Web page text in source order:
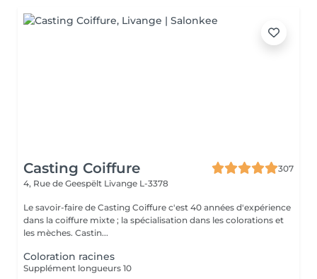
Casting Coiffure
307
4, Rue de Geespëlt Livange L-3378
Le savoir-faire de Casting Coiffure c'est 40 années d'expérience
dans la coiffure mixte ; la spécialisation dans les colorations et
les mèches. Castin...
Coloration racines
Supplément longueurs 10